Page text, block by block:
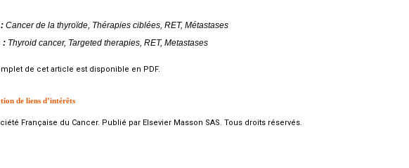
Cancer de la thyroïde, Thérapies ciblées, RET, Métastases
: Thyroid cancer, Targeted therapies, RET, Metastases
de cet article est disponible en PDF.
de liens d’intérêts
Française du Cancer. Publié par Elsevier Masson SAS. Tous droits réservés.